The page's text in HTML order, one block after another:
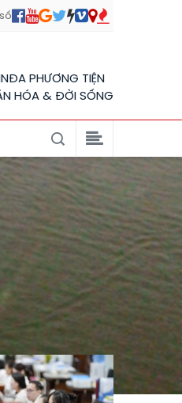
ĐA PHƯƠNG TIỆN
HÓA & ĐỜI SỐNG